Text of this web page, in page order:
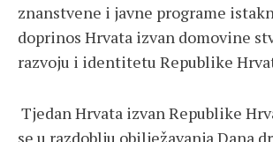
znanstvene i javne programe
doprinos Hrvata izvan domovine
razvoju i identitetu Republike
Tjedan Hrvata izvan Republike
se u razdoblju obilježavanja Dana